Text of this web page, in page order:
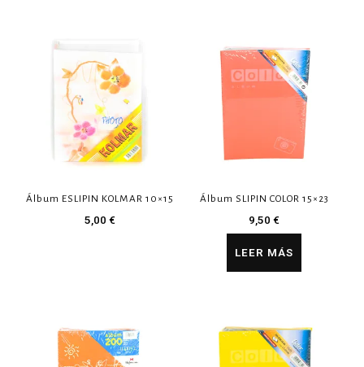
Álbum ESLIPIN KOLMAR 10×15
5,00 €
Álbum SLIPIN COLOR 15×23
9,50€
LEER MÁS